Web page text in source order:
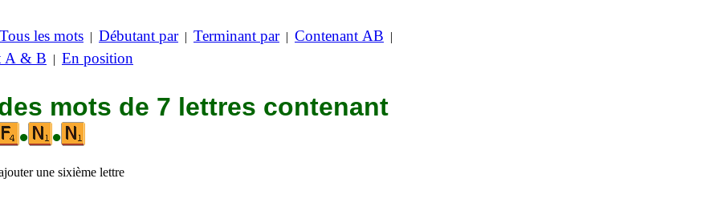
Tous les mots | Débutant par| Terminant par| Contenant AB |
A & B | En position
mots de 7 lettres contenant
• •
une sixième lettre